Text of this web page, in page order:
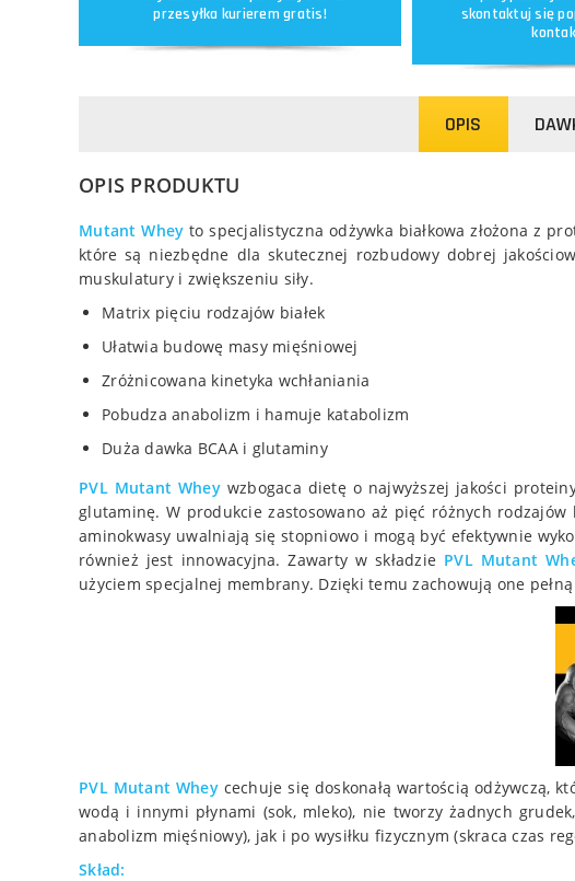
przesyłka kurierem gratis!
skontaktuj się
OPIS
OPIS PRODUKTU
Mutant Wheyto specjalistyczna odżywka białkowa złożona z
które są niezbędne dla skutecznej rozbudowy dobrej
muskulatury i zwiększeniu siły.
Matrix pięciu rodzajów białek
Ułatwia budowę masy mięśniowej
Zróżnicowana kinetyka wchłaniania
Pobudza anabolizm i hamuje katabolizm
Duża dawka BCAA i glutaminy
PVL Mutant Whey wzbogaca dietę o najwyższej jakości
glutaminę. W produkcie zastosowano aż pięć różnych
aminokwasy uwalniają się stopniowo i mogą być efektywnie
również jest innowacyjna. Zawarty w składzie PVL Mutant
użyciem specjalnej membrany. Dzięki temu zachowują one
PVL Mutant Whey cechuje się doskonałą wartością odżywczą,
wodą i innymi płynami (sok, mleko), nie tworzy żadnych
anabolizm mięśniowy), jak i po wysiłku fizycznym (skraca czas
Skład: